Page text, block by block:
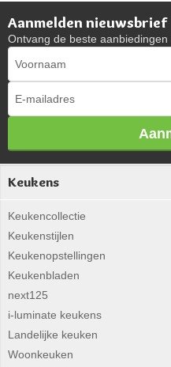
Aanmelden nieuwsbrief
Ontvang de beste aanbiedingen
Keukens
Keukencollectie
Keukenstijlen
Keukenopstellingen
Keukenbladen
next125
i-luminate keukens
Landelijke keuken
Woonkeuken